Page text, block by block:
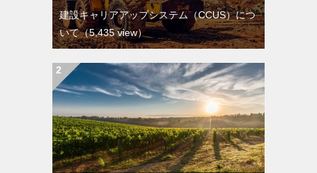
建設キャリアアップシステム（CCUS）につ
いて（5,435 view）